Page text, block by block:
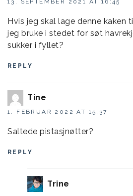
13. SEPTEMBER 2021 AT 16:45
Hvis jeg skal lage denne kaken
jeg bruke i stedet for søt
sukker i fyllet?
REPLY
Tine
1. FEBRUAR 2022 AT 15:37
Saltede pistasjnøtter?
REPLY
Trine